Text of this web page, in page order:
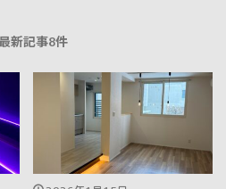
新記事8件